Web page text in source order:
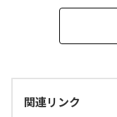
関連リンク